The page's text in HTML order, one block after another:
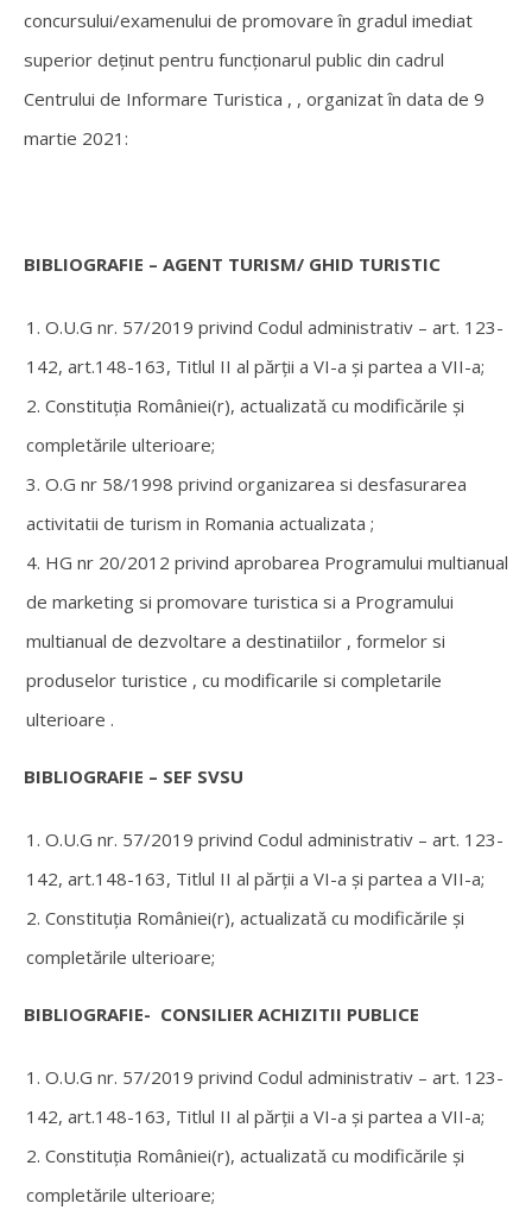
concursului/examenului de promovare în gradul imediat
superior deținut pentru funcționarul public din cadrul
Centrului de Informare Turistica , , organizat în data de 9
martie 2021:
BIBLIOGRAFIE – AGENT TURISM/ GHID TURISTIC
O.U.G nr. 57/2019 privind Codul administrativ – art. 123-
142, art.148-163, Titlul II al părții a VI-a și partea a VII-a;
Constituția României(r), actualizată cu modificările şi
completările ulterioare;
O.G nr 58/1998 privind organizarea si desfasurarea
activitatii de turism in Romania actualizata ;
HG nr 20/2012 privind aprobarea Programului multianual
de marketing si promovare turistica si a Programului
multianual de dezvoltare a destinatiilor , formelor si
produselor turistice , cu modificarile si completarile
ulterioare .
BIBLIOGRAFIE – SEF SVSU
O.U.G nr. 57/2019 privind Codul administrativ – art. 123-
142, art.148-163, Titlul II al părții a VI-a și partea a VII-a;
Constituția României(r), actualizată cu modificările şi
completările ulterioare;
BIBLIOGRAFIE- CONSILIER ACHIZITII PUBLICE
O.U.G nr. 57/2019 privind Codul administrativ – art. 123-
142, art.148-163, Titlul II al părții a VI-a și partea a VII-a;
Constituția României(r), actualizată cu modificările şi
completările ulterioare;